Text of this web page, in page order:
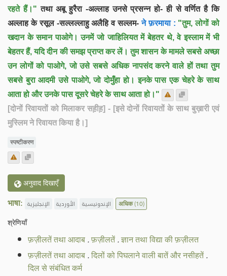
रहते हैं।" तथा अबू हुरैरा -अल्लाह उनसे प्रसन्न हो- ही से वर्णित है कि
अल्लाह के रसूल -सल्लल्लाहु अलैहि व सल्लम- ने फ़रमाया : "तुम, लोगों को
खदान के समान पाओगे। उनमें जो जाहिलियत में बेहतर थे, वे इस्लाम में भी
बेहतर हैं, यदि दीन की समझ प्राप्त कर लें। तुम शासन के मामले सबसे अच्छा
उन लोगों को पाओगे, जो उसे सबसे अधिक नापसंद करने वाले हों तथा तुम
सबसे बुरा आदमी उसे पाओगे, जो दोमुँहा हो। इनके पास एक चेहरे के साथ
आता हो और उनके पास दूसरे चेहरे के साथ आता हो।"
[दोनों रिवायतों को मिलाकर सह़ीह़] - [इसे दोनों रिवायतों के साथ बुख़ारी एवं
मुस्लिम ने रिवायत किया है।]
स्पष्टीकरण
अनुवाद दिखाएँ
भाषा: الإنجليزية الأوردية الإندونيسية अधिक(10)
श्रेणियाँ
फ़ज़ीलतें तथा आदाब.फ़ज़ीलतें.ज्ञान तथा विद्या की फ़ज़ीलत
फ़ज़ीलतें तथा आदाब.दिलों को पिघलाने वाली बातें और नसीहतें.
दिल से संबंधित कर्म